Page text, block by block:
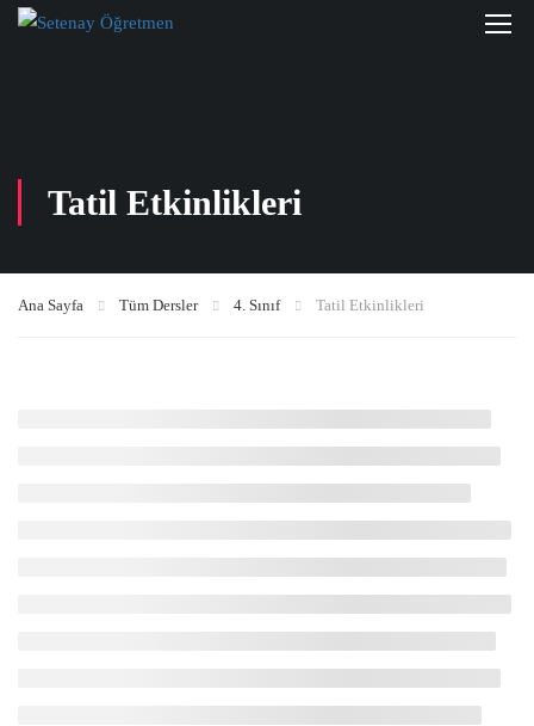
Tatil Etkinlikleri
Ana Sayfa Tüm Dersler 4. Sınıf Tatil Etkinlikleri